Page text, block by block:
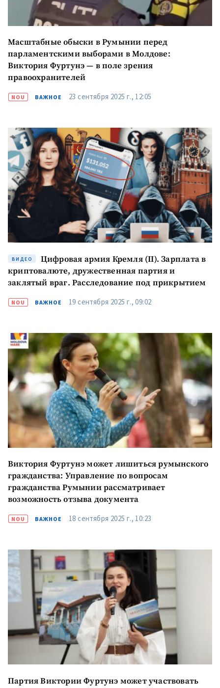
Масштабные обыски в Румынии перед
парламентскими выборами в Молдове:
Виктория Фуртунэ — в поле зрения
правоохранителей
NOU ВАЖНОЕ 23 сентября 2025 г., 12:05
ВИДЕО
Цифровая армия Кремля (II). Зарплата в
криптовалюте, дружественная партия и
заклятый враг. Расследование под прикрытием
NOU ВАЖНОЕ 19 сентября 2025 г., 09:02
Виктория Фуртунэ может лишиться румынского
гражданства: Управление по вопросам
гражданства Румынии рассматривает
возможность отзыва документа
NOU ВАЖНОЕ 18 сентября 2025 г., 10:23
Партия Виктории Фуртунэ может участвовать